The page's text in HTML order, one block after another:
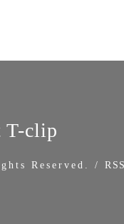
T-clip
Reserved. /